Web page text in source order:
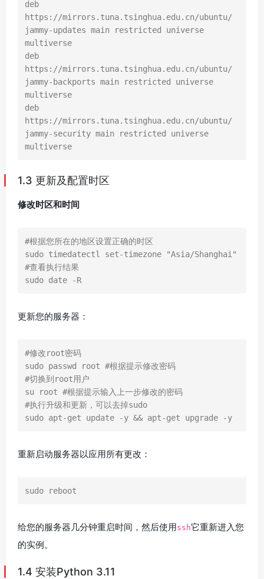
deb
https://mirrors.tuna.tsinghua.edu.cn/ubuntu/
jammy-updates main restricted universe
multiverse
deb
https://mirrors.tuna.tsinghua.edu.cn/ubuntu/
jammy-backports main restricted universe
multiverse
deb
https://mirrors.tuna.tsinghua.edu.cn/ubuntu/
jammy-security main restricted universe
multiverse
1.3 更新及配置时区
修改时区和时间
#根据您所在的地区设置正确的时区
sudo timedatectl set-timezone "Asia/Shanghai"
#查看执行结果
sudo date -R
更新您的服务器：
#修改root密码
sudo passwd root #根据提示修改密码
#切换到root用户
su root #根据提示输入上一步修改的密码
#执行升级和更新，可以去掉sudo
sudo apt-get update -y && apt-get upgrade -y
重新启动服务器以应用所有更改：
sudo reboot
给您的服务器几分钟重启时间，然后使用ssh它重新进入您
的实例。
1.4 安装Python 3.11